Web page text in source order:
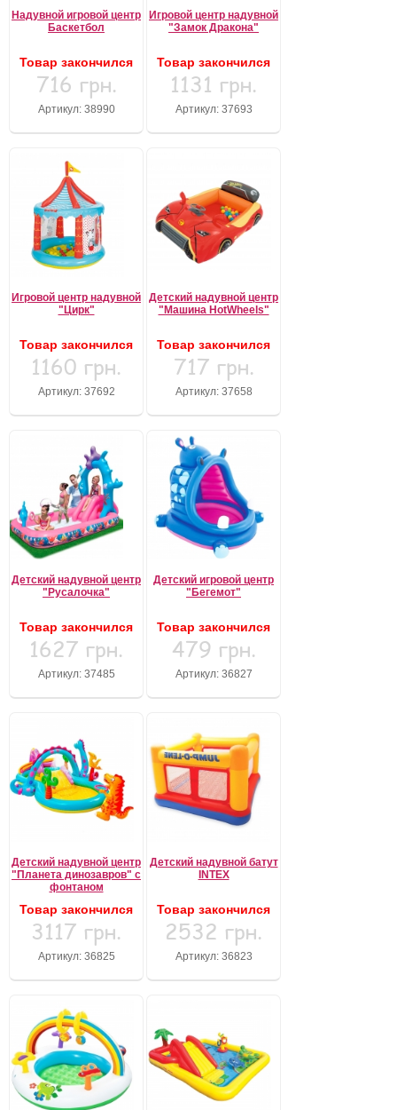
Надувной игровой центр
Баскетбол
Товар закончился
716 грн.
Артикул: 38990
Игровой центр надувной
"Замок Дракона"
Товар закончился
1131 грн.
Артикул: 37693
Игровой центр надувной
"Цирк"
Товар закончился
1160 грн.
Артикул: 37692
Детский надувной центр
"Машина HotWheels"
Товар закончился
717 грн.
Артикул: 37658
Детский надувной центр
"Русалочка"
Товар закончился
1627 грн.
Артикул: 37485
Детский игровой центр
"Бегемот"
Товар закончился
479 грн.
Артикул: 36827
Детский надувной центр
"Планета динозавров" с
фонтаном
Товар закончился
3117 грн.
Артикул: 36825
Детский надувной батут
INTEX
Товар закончился
2532 грн.
Артикул: 36823